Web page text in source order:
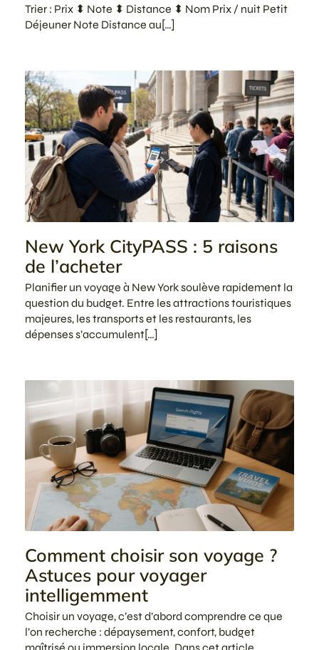
Trier : Prix ⬍ Note ⬍ Distance ⬍ Nom Prix / nuit Petit
Déjeuner Note Distance au[…]
New York CityPASS : 5 raisons
de l’acheter
Planifier un voyage à New York soulève rapidement la
question du budget. Entre les attractions touristiques
majeures, les transports et les restaurants, les
dépenses s’accumulent[…]
Comment choisir son voyage ?
Astuces pour voyager
intelligemment
Choisir un voyage, c’est d’abord comprendre ce que
l’on recherche : dépaysement, confort, budget